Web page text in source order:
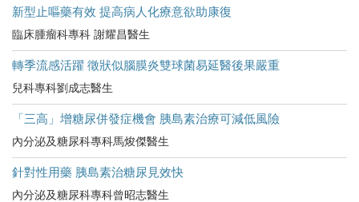
新型止嘔藥有效 提高病人化療意欲助康復
臨床腫瘤科專科 謝耀昌醫生
轉季流感活躍 徵狀似腦膜炎雙球菌易延醫後果嚴重
兒科專科劉成志醫生
「三高」增糖尿併發症機會 胰島素治療可減低風險
內分泌及糖尿科專科馬焌傑醫生
針對性用藥 胰島素治糖尿見效快
內分泌及糖尿科專科曾昭志醫生